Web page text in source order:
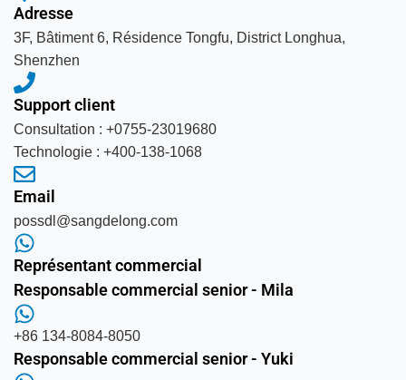
Adresse
3F, Bâtiment 6, Résidence Tongfu, District Longhua,
Shenzhen
Support client
Consultation : +0755-23019680
Technologie : +400-138-1068
Email
possdl@sangdelong.com
Représentant commercial
Responsable commercial senior - Mila
+86 134-8084-8050
Responsable commercial senior - Yuki